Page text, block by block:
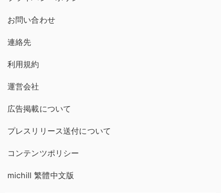
お問い合わせ
連絡先
利用規約
運営会社
広告掲載について
プレスリリース送付について
コンテンツポリシー
michill 繁體中文版